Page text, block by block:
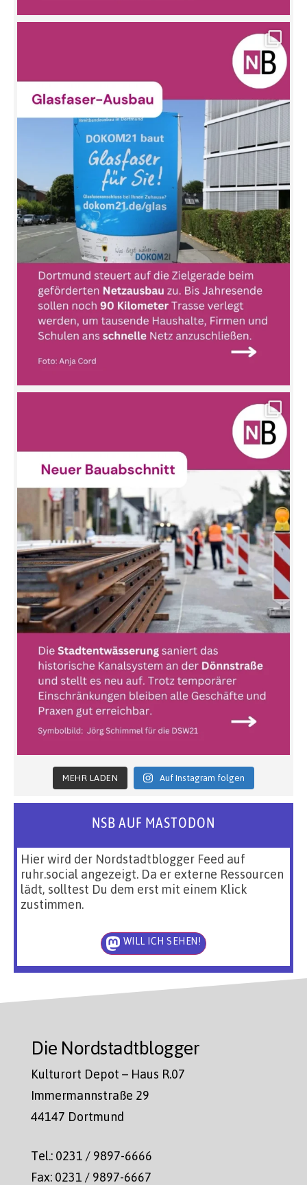
MEHR LADEN Auf Instagram folgen
NSB AUF MASTODON
Hier wird der Nordstadtblogger Feed auf
ruhr.social angezeigt. Da er externe Ressourcen
lädt, solltest Du dem erst mit einem Klick
zustimmen.
WILL ICH SEHEN!
Die Nordstadtblogger
Kulturort Depot – Haus R.07
Immermannstraße 29
44147 Dortmund
Tel.: 0231 / 9897-6666
Fax: 0231 / 9897-6667